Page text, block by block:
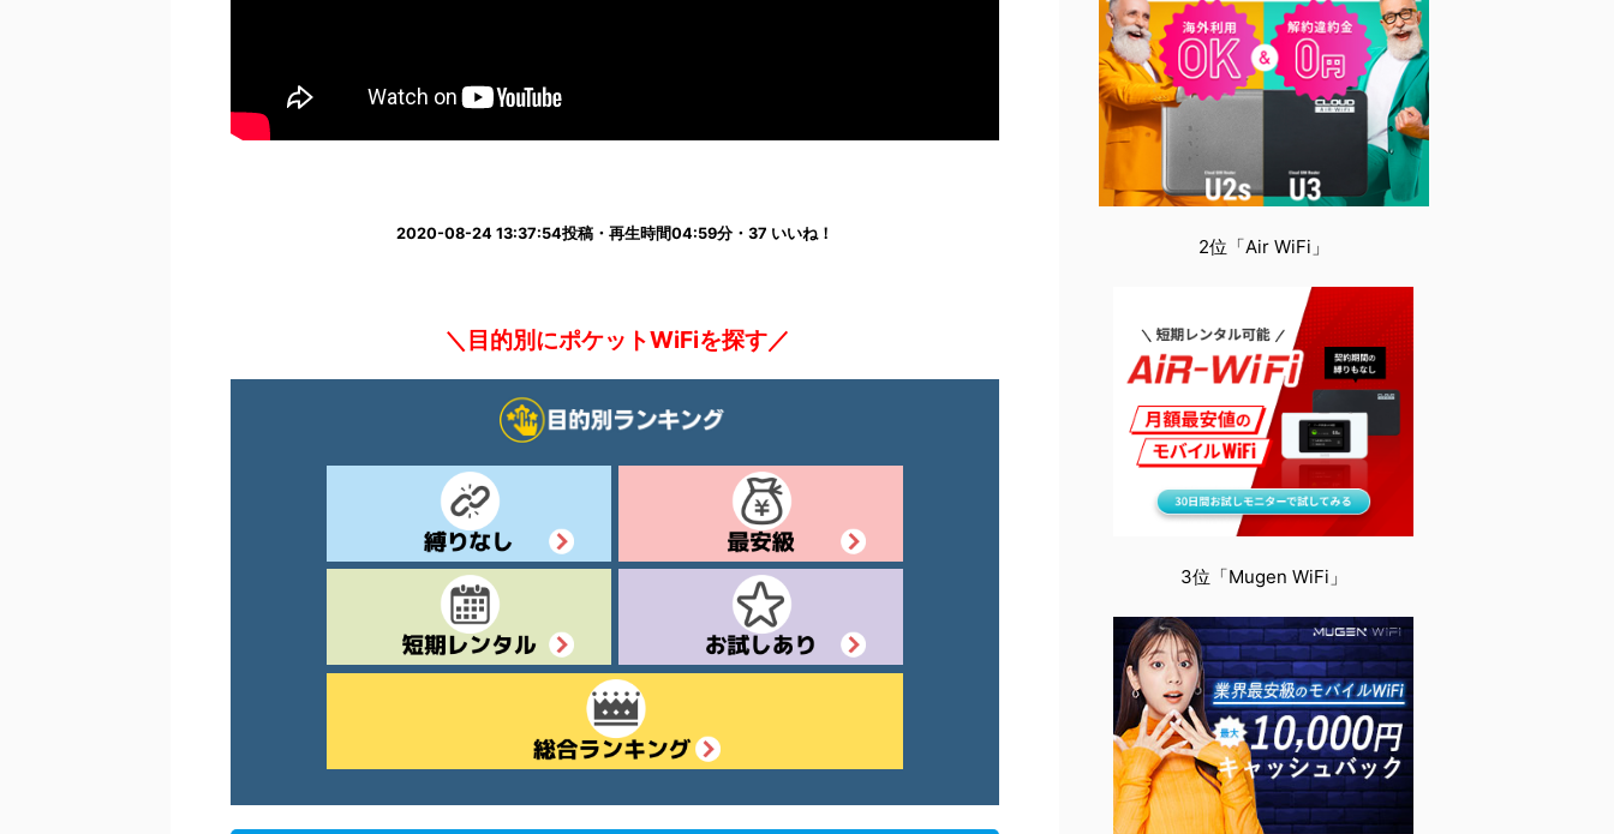
2020-08-24 13:37:54投稿・再生時間04:59分・37 いいね！
＼目的別にポケットWiFiを探す／
2位「Air WiFi」
3位「Mugen WiFi」